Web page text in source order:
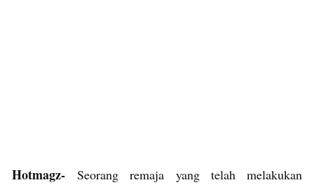
Hotmagz-Seorang remaja yang telah melakukan